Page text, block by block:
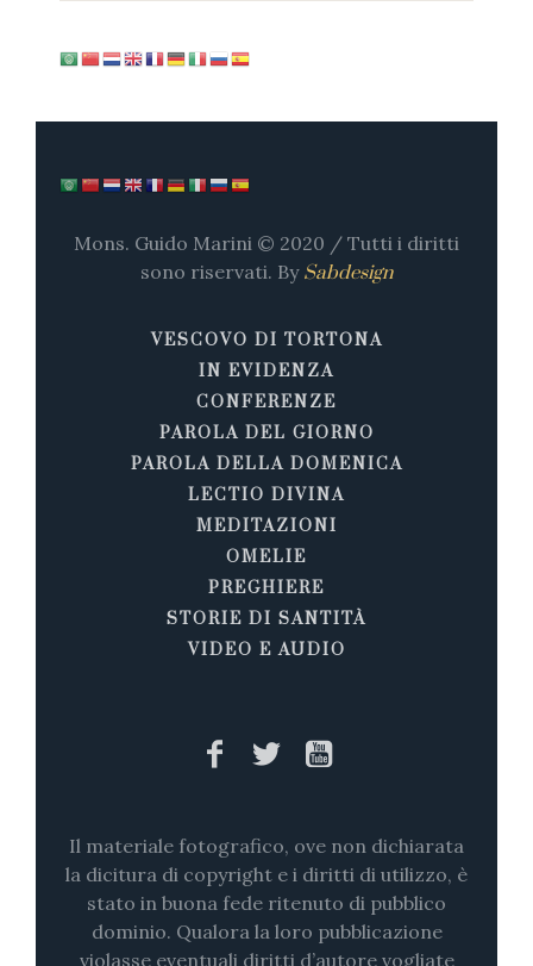
Mons. Guido Marini © 2020 / Tutti i diritti
sono riservati. By Sabdesign
VESCOVO DI TORTONA
IN EVIDENZA
CONFERENZE
PAROLA DEL GIORNO
PAROLA DELLA DOMENICA
LECTIO DIVINA
MEDITAZIONI
OMELIE
PREGHIERE
STORIE DI SANTITÀ
VIDEO E AUDIO
Il materiale fotografico, ove non dichiarata
la dicitura di copyright e i diritti di utilizzo, è
stato in buona fede ritenuto di pubblico
dominio. Qualora la loro pubblicazione
violasse eventuali diritti d’autore vogliate